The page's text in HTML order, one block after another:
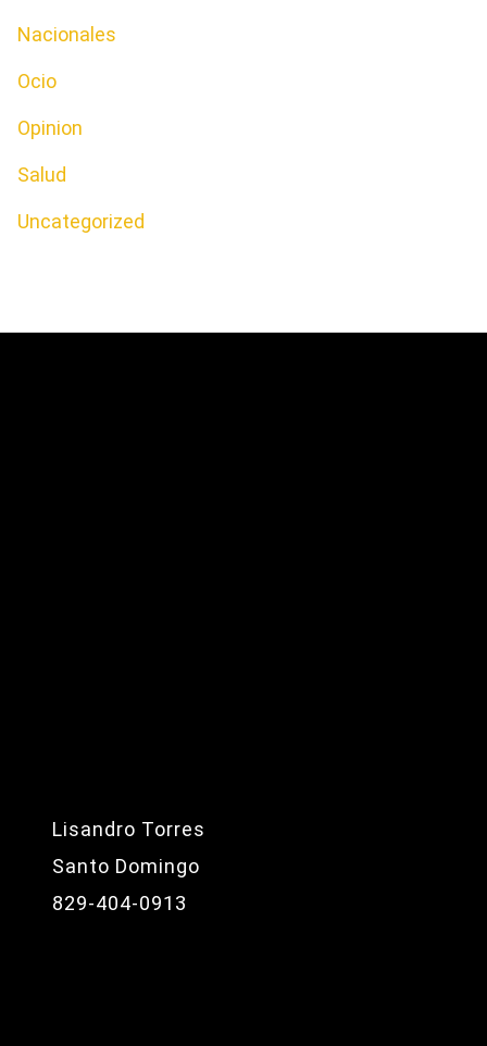
Nacionales
Ocio
Opinion
Salud
Uncategorized
Lisandro Torres
Santo Domingo
829-404-0913